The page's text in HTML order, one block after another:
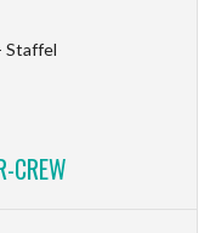
Staffel
CREW